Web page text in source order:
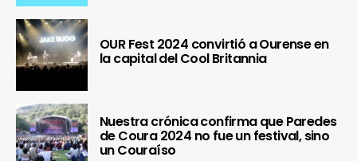
OUR Fest 2024 convirtió a Ourense en
la capital del Cool Britannia
Nuestra crónica confirma que Paredes
de Coura 2024 no fue un festival, sino
un Couraíso